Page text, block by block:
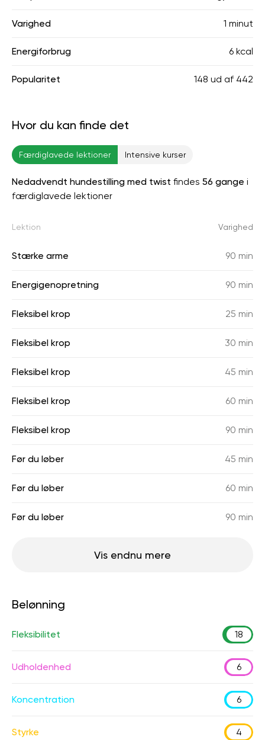
Varighed 1 minut
Energiforbrug 6 kcal
Popularitet 148 ud af 442
Hvor du kan finde det
Færdiglavede lektioner Intensive kurser
Nedadvendt hundestilling med twist findes 56 gange i
færdiglavede lektioner
Lektion Varighed
Stærke arme 90 min
Energigenopretning 90 min
Fleksibel krop 25 min
Fleksibel krop 30 min
Fleksibel krop 45 min
Fleksibel krop 60 min
Fleksibel krop 90 min
Før du løber 45 min
Før du løber 60 min
Før du løber 90 min
Vis endnu mere
Belønning
Fleksibilitet 18
Udholdenhed 6
Koncentration 6
Styrke 4